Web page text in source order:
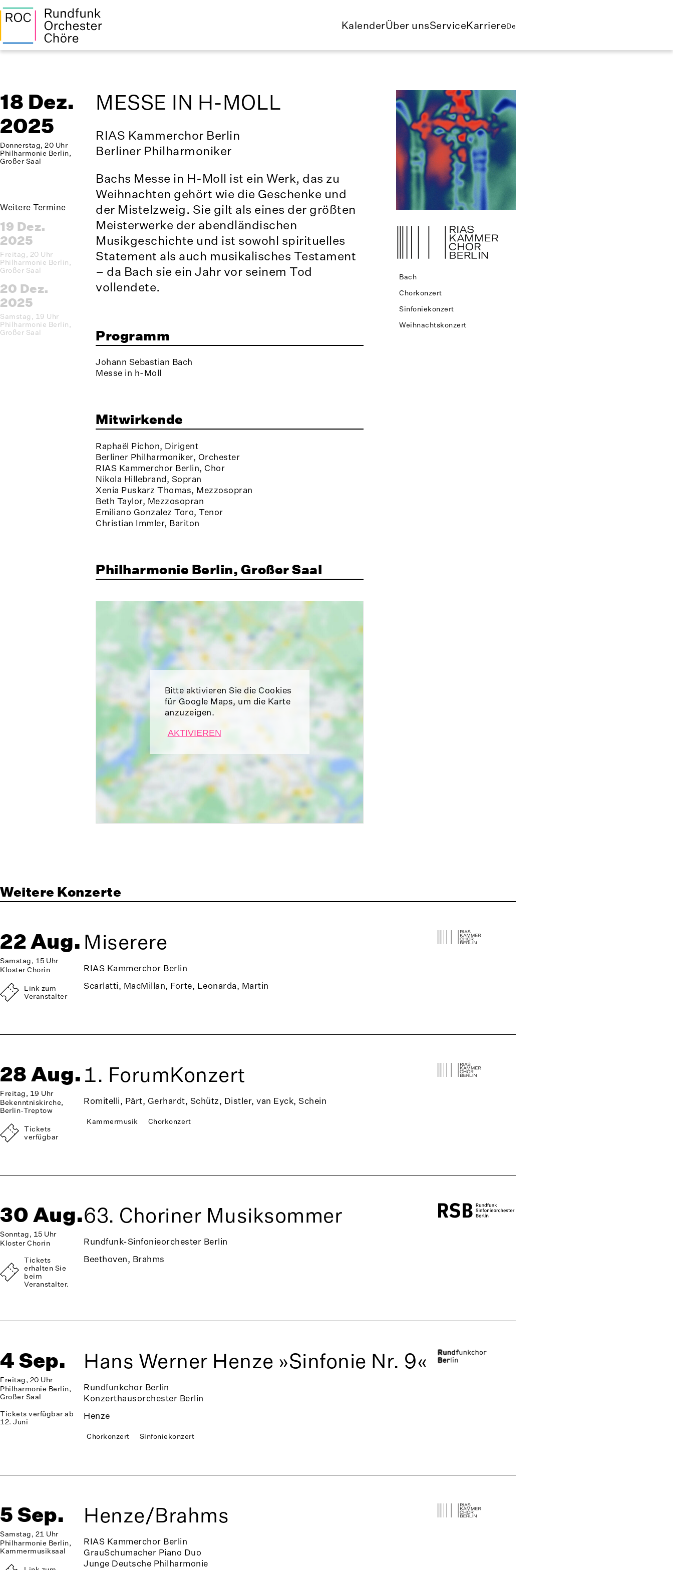
KalenderÜber unsServiceKarriereDe
18 Dez.
2025
Donnerstag, 20 Uhr
Philharmonie Berlin,
Großer Saal
Weitere Termine
19 Dez.
2025
Freitag, 20 Uhr
Philharmonie Berlin,
Großer Saal
20 Dez.
2025
Samstag, 19 Uhr
Philharmonie Berlin,
Großer Saal
Bach
Chorkonzert
Sinfoniekonzert
Weihnachtskonzert
MESSE IN H-MOLL
RIAS Kammerchor Berlin
Berliner Philharmoniker
Bachs Messe in H-Moll ist ein Werk, das zu
Weihnachten gehört wie die Geschenke und
der Mistelzweig. Sie gilt als eines der größten
Meisterwerke der abendländischen
Musikgeschichte und ist sowohl spirituelles
Statement als auch musikalisches Testament
– da Bach sie ein Jahr vor seinem Tod
vollendete.
Programm
Johann Sebastian Bach
Messe in h-Moll
Mitwirkende
Raphaël Pichon, Dirigent
Berliner Philharmoniker, Orchester
RIAS Kammerchor Berlin, Chor
Nikola Hillebrand, Sopran
Xenia Puskarz Thomas, Mezzosopran
Beth Taylor, Mezzosopran
Emiliano Gonzalez Toro, Tenor
Christian Immler, Bariton
Philharmonie Berlin, Großer Saal
Bitte aktivieren Sie die Cookies
für Google Maps, um die Karte
anzuzeigen.
AKTIVIEREN
Weitere Konzerte
22 Aug.
Samstag, 15 Uhr
Kloster Chorin
Link zum
Veranstalter
Miserere
RIAS Kammerchor Berlin
Scarlatti, MacMillan, Forte, Leonarda, Martin
28 Aug.
Freitag, 19 Uhr
Bekenntniskirche,
Berlin-Treptow
Tickets
verfügbar
1. ForumKonzert
Romitelli, Pärt, Gerhardt, Schütz, Distler, van Eyck, Schein
Kammermusik Chorkonzert
30 Aug.
Sonntag, 15 Uhr
Kloster Chorin
Tickets
erhalten Sie
beim
Veranstalter.
63. Choriner Musiksommer
Rundfunk-Sinfonieorchester Berlin
Beethoven, Brahms
4 Sep.
Freitag, 20 Uhr
Philharmonie Berlin,
Großer Saal
Tickets verfügbar ab
12. Juni
Hans Werner Henze »Sinfonie Nr. 9«
Rundfunkchor Berlin
Konzerthausorchester Berlin
Henze
Chorkonzert Sinfoniekonzert
5 Sep.
Samstag, 21 Uhr
Philharmonie Berlin,
Kammermusiksaal
Henze/Brahms
RIAS Kammerchor Berlin
GrauSchumacher Piano Duo
Junge Deutsche Philharmonie